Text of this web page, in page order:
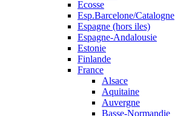
Ecosse
Esp.Barcelone/Catalogne
Espagne (hors iles)
Espagne-Andalousie
Estonie
Finlande
France
Alsace
Aquitaine
Auvergne
Basse-Normandie